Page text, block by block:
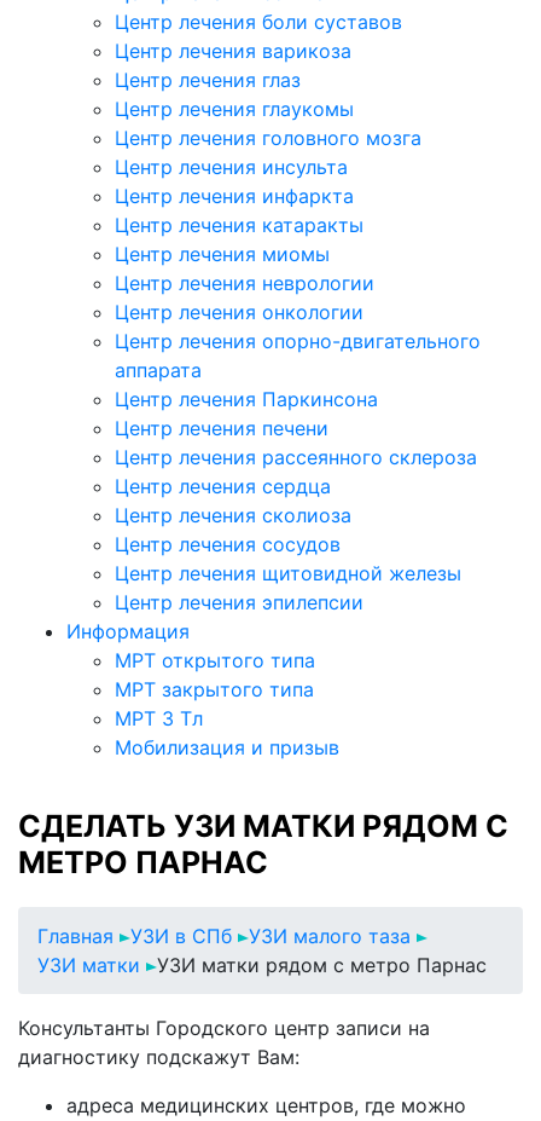
Центр лечения боли суставов
Центр лечения варикоза
Центр лечения глаз
Центр лечения глаукомы
Центр лечения головного мозга
Центр лечения инсульта
Центр лечения инфаркта
Центр лечения катаракты
Центр лечения миомы
Центр лечения неврологии
Центр лечения онкологии
Центр лечения опорно-двигательного
аппарата
Центр лечения Паркинсона
Центр лечения печени
Центр лечения рассеянного склероза
Центр лечения сердца
Центр лечения сколиоза
Центр лечения сосудов
Центр лечения щитовидной железы
Центр лечения эпилепсии
Информация
МРТ открытого типа
МРТ закрытого типа
МРТ 3 Тл
Мобилизация и призыв
СДЕЛАТЬ УЗИ МАТКИ РЯДОМ С
МЕТРО ПАРНАС
Главная УЗИ в СПб
УЗИ малого таза
УЗИ матки
УЗИ матки рядом с метро Парнас
Консультанты Городского центр записи на
диагностику подскажут Вам:
адреса медицинских центров, где можно